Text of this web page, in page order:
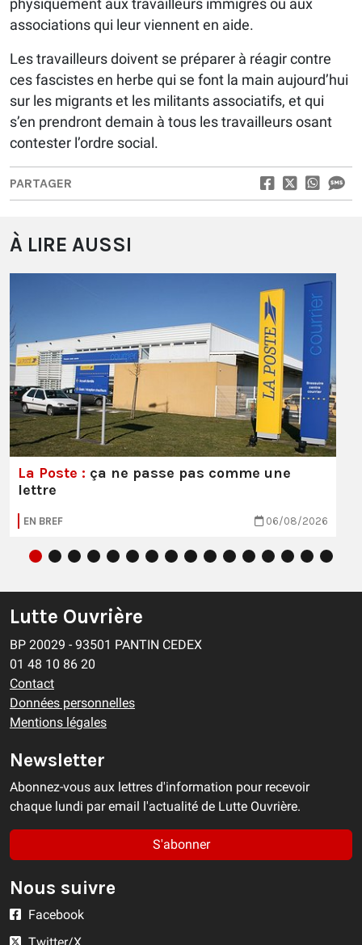
physiquement aux travailleurs immigrés ou aux
associations qui leur viennent en aide.
Les travailleurs doivent se préparer à réagir contre
ces fascistes en herbe qui se font la main aujourd’hui
sur les migrants et les militants associatifs, et qui
s’en prendront demain à tous les travailleurs osant
contester l’ordre social.
PARTAGER
À LIRE AUSSI
La Poste : ça ne passe pas comme une
lettre
EN BREF 06/08/2026
Lutte Ouvrière
BP 20029 - 93501 PANTIN CEDEX
01 48 10 86 20
Contact
Données personnelles
Mentions légales
Newsletter
Abonnez-vous aux lettres d'information pour recevoir
chaque lundi par email l'actualité de Lutte Ouvrière.
S'abonner
Nous suivre
Facebook